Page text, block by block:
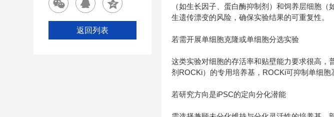
（如生长因子、蛋白酶抑制剂）和饲养层细胞
生遗传漂变的风险，确保实验结果的可重复性。
若需开展单细胞克隆或单细胞分选实验
这类实验对细胞的存活率和贴壁能力要求很高，
剂ROCKi）的专用培养基，ROCKi可抑制单细
若研究方向是iPSC的定向分化潜能
返回列表